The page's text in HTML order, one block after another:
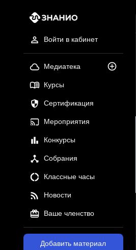
Войти в кабинет
Медиатека
Курсы
Сертификация
Мероприятия
Конкурсы
Собрания
Классные часы
Новости
Ваше членство
Добавить материал